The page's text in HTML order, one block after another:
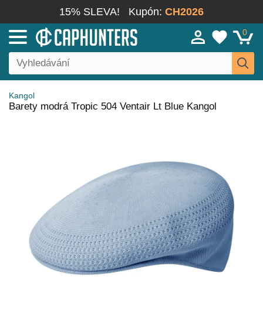
15% SLEVA! Kupón: CH2026
0
Kangol
Barety modrá Tropic 504 Ventair Lt Blue Kangol